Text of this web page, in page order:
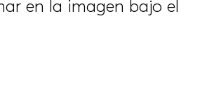
en la imagen bajo el